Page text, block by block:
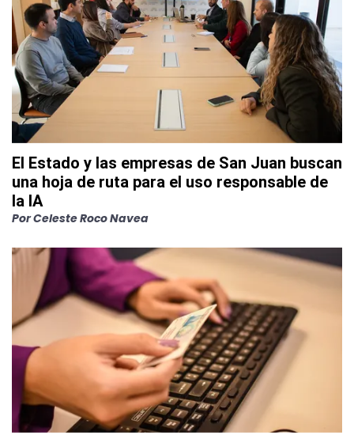
El Estado y las empresas de San Juan buscan
una hoja de ruta para el uso responsable de
la IA
PorCeleste Roco Navea